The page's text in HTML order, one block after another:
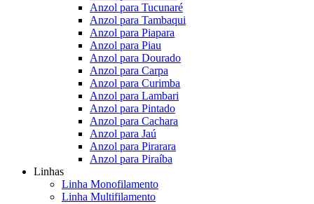
Anzol para Tucunaré
Anzol para Tambaqui
Anzol para Piapara
Anzol para Piau
Anzol para Dourado
Anzol para Carpa
Anzol para Curimba
Anzol para Lambari
Anzol para Pintado
Anzol para Cachara
Anzol para Jaú
Anzol para Pirarara
Anzol para Piraíba
Linhas
Linha Monofilamento
Linha Multifilamento